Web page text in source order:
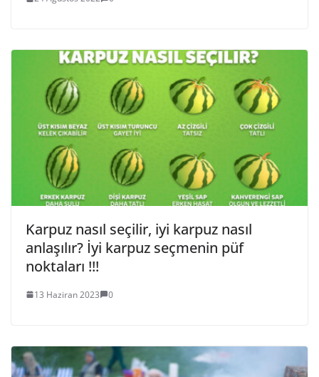
Karpuz nasıl seçilir, iyi karpuz nasıl
anlaşılır? İyi karpuz seçmenin püf
noktaları !!!
13 Haziran 2023 0